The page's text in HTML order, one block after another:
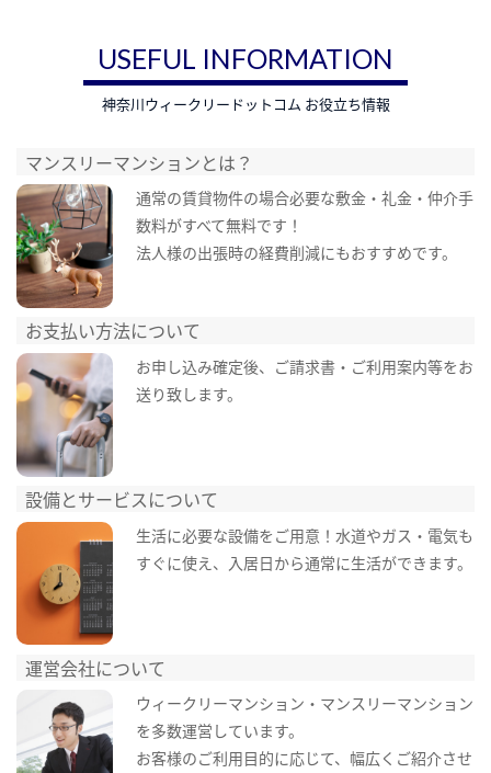
USEFUL INFORMATION
神奈川ウィークリードットコム お役立ち情報
マンスリーマンションとは？
通常の賃貸物件の場合必要な敷金・礼金・仲介手
数料がすべて無料です！
法人様の出張時の経費削減にもおすすめです。
お支払い方法について
お申し込み確定後、ご請求書・ご利用案内等をお
送り致します。
設備とサービスについて
生活に必要な設備をご用意！水道やガス・電気も
すぐに使え、入居日から通常に生活ができます。
運営会社について
ウィークリーマンション・マンスリーマンション
を多数運営しています。
お客様のご利用目的に応じて、幅広くご紹介させ